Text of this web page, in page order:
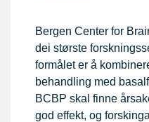
Bergen Center for
dei største
formålet er å
behandling med
BCBP skal finne
god effekt, og